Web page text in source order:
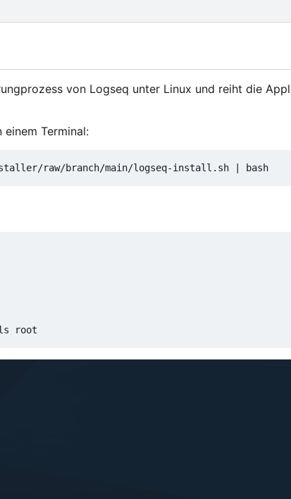
von Logseq unter Linux und reiht die
Terminal:
raw/branch/main/logseq-install.sh